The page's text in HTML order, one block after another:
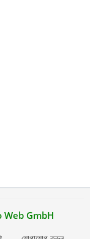
Web GmbH